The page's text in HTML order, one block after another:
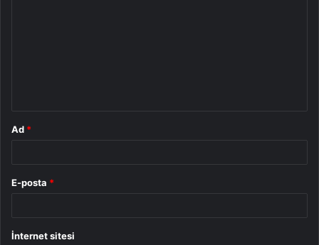
Ad *
E-posta *
İnternet sitesi